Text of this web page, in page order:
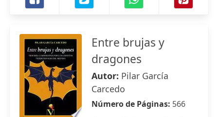
Entre brujas y
dragones
Autor: Pilar García
Carcedo
Número de Páginas: 566